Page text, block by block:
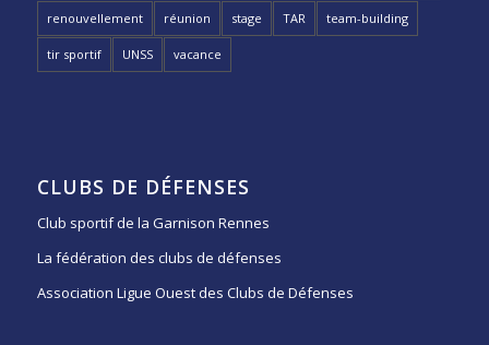
renouvellement réunion stage TAR team-building
tir sportif UNSS vacance
CLUBS DE DÉFENSES
Club sportif de la Garnison Rennes
La fédération des clubs de défenses
Association Ligue Ouest des Clubs de Défenses